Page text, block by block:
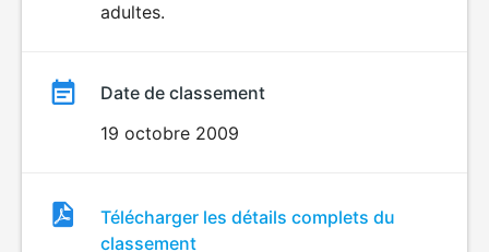
adultes.
Date de classement
19 octobre 2009
Fichier
de
Télécharger les détails complets du
classement